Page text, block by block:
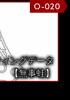
O-020
ングデータ
【無事蛙】